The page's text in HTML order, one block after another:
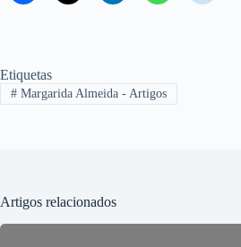
Etiquetas
#Margarida Almeida - Artigos
Artigos relacionados